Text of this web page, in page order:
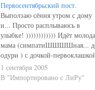
Первосентябрьский пост.
Выползаю сёння утром с дому
и... Просто расплываюсь в
улыбке! )))))))))))) Идёт
мама (симпатиШШШШная...
одури ) с дочкой-
Эта кроха вся Ф бантиках, с
хвастиками и с букетом чего-
что явно теряется на её фоне! :)
1 сентября 2005
В "Импортировано с ЛиРу"